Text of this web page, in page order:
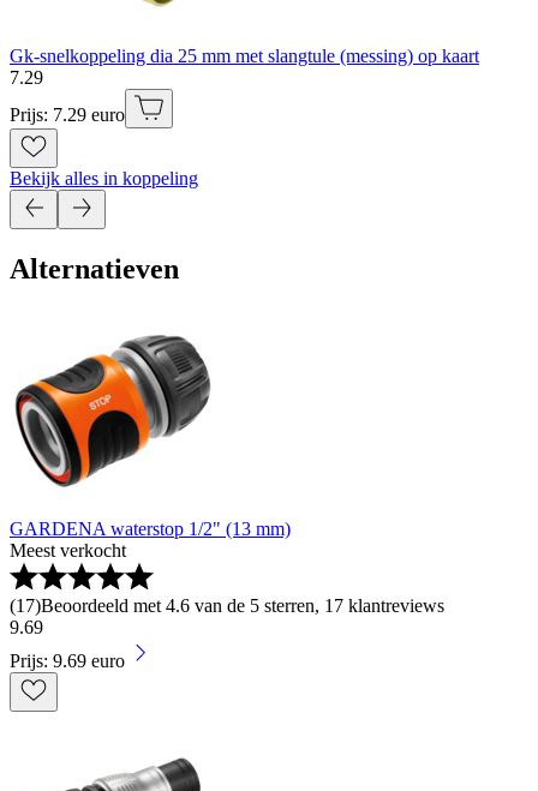
Gk-snelkoppeling dia 25 mm met slangtule (messing) op kaart
7.29
Prijs: 7.29 euro
Bekijk alles in koppeling
Alternatieven
GARDENA waterstop 1/2" (13 mm)
Meest verkocht
(17)Beoordeeld met 4.6 van de 5 sterren, 17 klantreviews
9.69
Prijs: 9.69 euro